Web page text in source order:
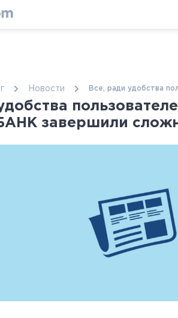
Новости Все, ради удобства
завершили